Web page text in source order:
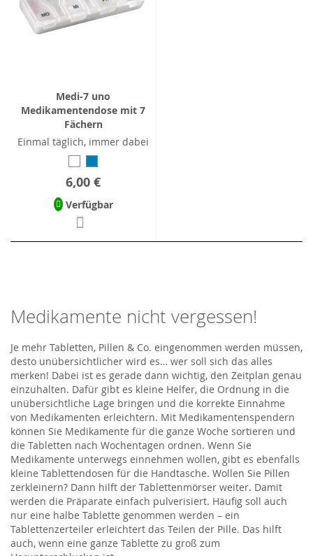
Medi-7 uno
Medikamentendose mit 7
Fächern
Einmal täglich, immer dabei
6,00 €
Verfügbar
Medikamente nicht vergessen!
Je mehr Tabletten, Pillen & Co. eingenommen werden müssen,
desto unübersichtlicher wird es… wer soll sich das alles
merken! Dabei ist es gerade dann wichtig, den Zeitplan genau
einzuhalten. Dafür gibt es kleine Helfer, die Ordnung in die
unübersichtliche Lage bringen und die korrekte Einnahme
von Medikamenten erleichtern. Mit Medikamentenspendern
können Sie Medikamente für die ganze Woche sortieren und
die Tabletten nach Wochentagen ordnen. Wenn Sie
Medikamente unterwegs einnehmen wollen, gibt es ebenfalls
kleine Tablettendosen für die Handtasche. Wollen Sie Pillen
zerkleinern? Dann hilft der Tablettenmörser weiter. Damit
werden die Präparate einfach pulverisiert. Häufig soll auch
nur eine halbe Tablette genommen werden – ein
Tablettenzerteiler erleichtert das Teilen der Pille. Das hilft
auch, wenn eine ganze Tablette zu groß zum